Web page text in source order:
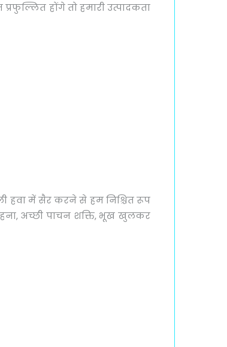
होंगे तो हमारी उत्पादकता
हवा में सैर करने से हम निश्चित रूप
अच्छी पाचन शक्ति, भूख खुलकर